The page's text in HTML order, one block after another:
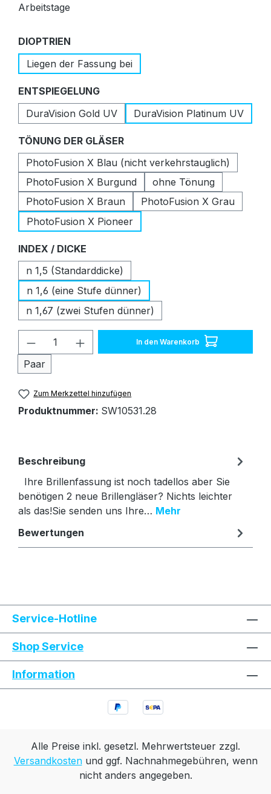
Arbeitstage
DIOPTRIEN
Liegen der Fassung bei
ENTSPIEGELUNGauswählen
DuraVision Gold UV
DuraVision Platinum UV
TÖNUNG DER GLÄSERauswählen
PhotoFusion X Blau (nicht verkehrstauglich)
PhotoFusion X Burgund
ohne Tönung
PhotoFusion X Braun
PhotoFusion X Grau
PhotoFusion X Pioneer
INDEX / DICKE
n 1,5 (Standarddicke)
n 1,6 (eine Stufe dünner)
n 1,67 (zwei Stufen dünner)
Produkt Anzahl: Gib den
Paar
In den Warenkorb
Zum Merkzettel hinzufügen
Produktnummer: SW10531.28
Beschreibung
Ihre Brillenfassung ist noch tadellos aber Sie
benötigen 2 neue Brillengläser? Nichts leichter
als das!Sie senden uns Ihre… Mehr
Bewertungen
Service-Hotline
Shop Service
Information
Alle Preise inkl. gesetzl. Mehrwertsteuer zzgl.
Versandkostenund ggf. Nachnahmegebühren, wenn
nicht anders angegeben.
Text vergrößern Hochkontrastmodus
Farben invertieren
Niedrige Sättigung
Animationen stoppen Überschriften hervorheben
Großer Cursor Leseführung